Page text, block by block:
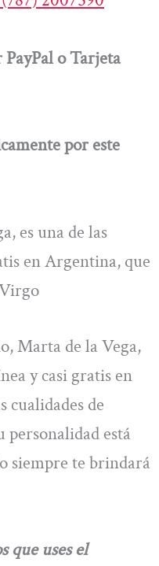
o Tarjeta
por este
es una de las
en Argentina, que
Marta de la Vega,
y casi gratis en
cualidades de
personalidad está
siempre te brindará
que uses el